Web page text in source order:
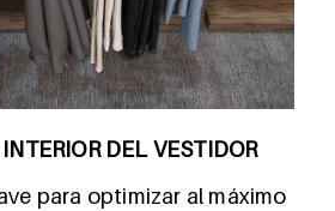
DEL VESTIDOR
para optimizar al máximo